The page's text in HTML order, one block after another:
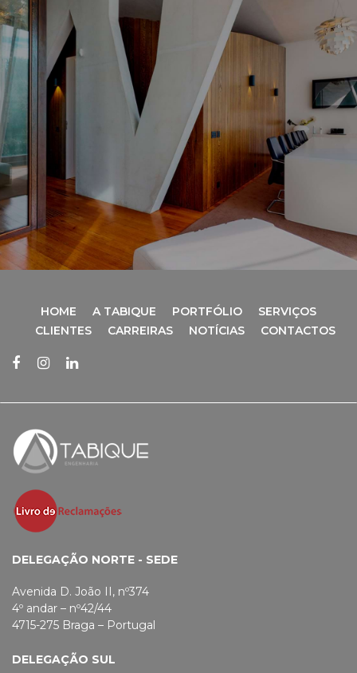
HOME A TABIQUE PORTFÓLIO
SERVIÇOS
CLIENTES
CARREIRAS NOTÍCIAS CONTACTOS
DELEGAÇÃO NORTE - SEDE
Avenida D. João II, nº374
4º andar – nº42/44
4715-275 Braga – Portugal
DELEGAÇÃO SUL